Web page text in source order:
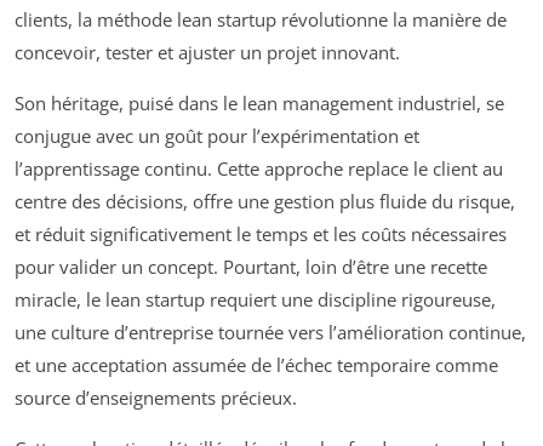
clients, la méthode lean startup révolutionne la manière de
concevoir, tester et ajuster un projet innovant.
Son héritage, puisé dans le lean management industriel, se
conjugue avec un goût pour l’expérimentation et
l’apprentissage continu. Cette approche replace le client au
centre des décisions, offre une gestion plus fluide du risque,
et réduit significativement le temps et les coûts nécessaires
pour valider un concept. Pourtant, loin d’être une recette
miracle, le lean startup requiert une discipline rigoureuse,
une culture d’entreprise tournée vers l’amélioration continue,
et une acceptation assumée de l’échec temporaire comme
source d’enseignements précieux.